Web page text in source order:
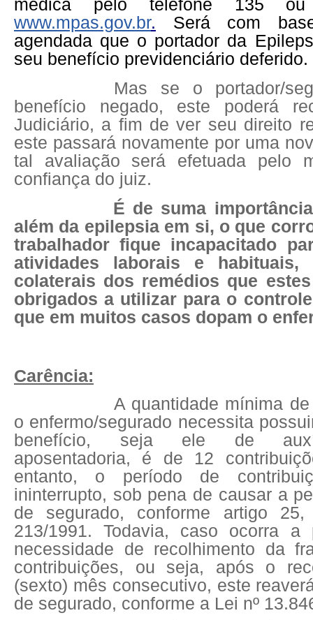
médica pelo telefone 135
www.mpas.gov.br. Será com
agendada que o portador da
seu benefício previdenciário deferido.
Mas se o portador/
benefício negado, este poderá
Judiciário, a fim de ver seu direito
este passará novamente por uma
tal avaliação será efetuada pelo
confiança do juiz.
É de suma
além da epilepsia em si, o que
trabalhador fique incapacitado
atividades laborais e
colaterais dos remédios que
obrigados a utilizar para o
que em muitos casos dopam o
Carência:
A quantidade mínima
o enfermo/segurado necessita
benefício, seja ele de
aposentadoria, é de 12
entanto, o período de
ininterrupto, sob pena de causar a
de segurado, conforme artigo
213/1991. Todavia, caso ocorra a
necessidade de recolhimento da
contribuições, ou seja, após o
(sexto) mês consecutivo, este
de segurado, conforme a Lei nº